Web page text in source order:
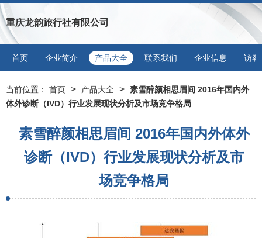
重庆龙韵旅行社有限公司
首页 企业简介 产品大全 联系我们 企业信息 访客
当前位置： 首页 > 产品大全 > 素雪醉颜相思眉间 2016年国内外
体外诊断（IVD）行业发展现状分析及市场竞争格局
素雪醉颜相思眉间 2016年国内外体外
诊断（IVD）行业发展现状分析及市
场竞争格局